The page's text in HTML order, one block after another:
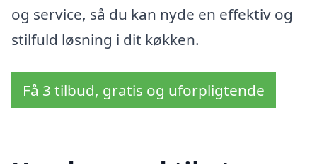
og service, så du kan nyde en effektiv og
stilfuld løsning i dit køkken.
Få 3 tilbud, gratis og uforpligtende